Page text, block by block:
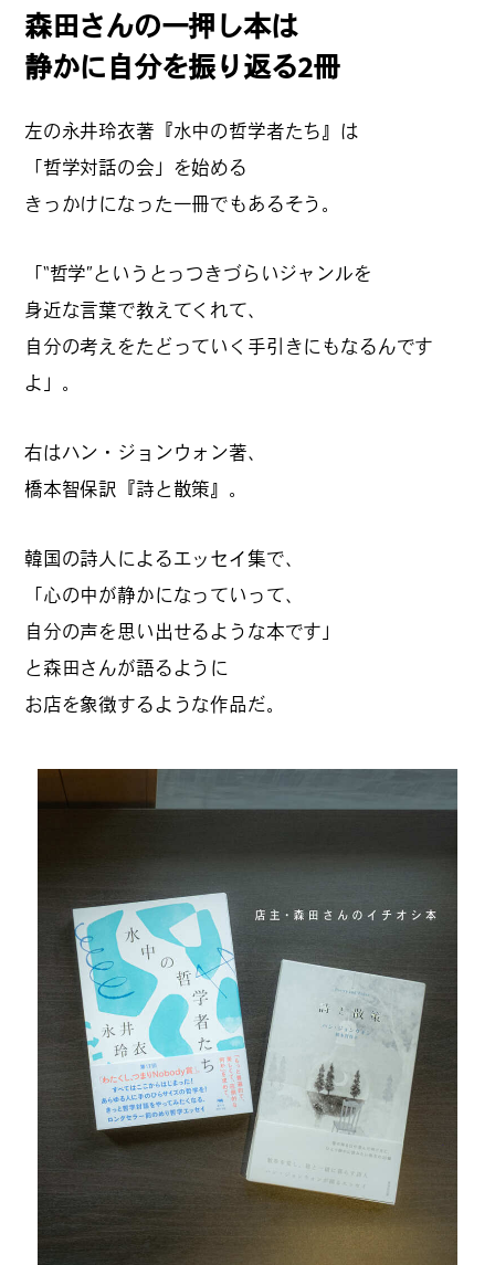
森田さんの一押し本は
静かに自分を振り返る2冊
左の永井玲衣著『水中の哲学者たち』は
「哲学対話の会」を始める
きっかけになった一冊でもあるそう。
「“哲学”というとっつきづらいジャンルを
身近な言葉で教えてくれて、
自分の考えをたどっていく手引きにもなるんです
よ」。
右はハン・ジョンウォン著、
橋本智保訳『詩と散策』。
韓国の詩人によるエッセイ集で、
「心の中が静かになっていって、
自分の声を思い出せるような本です」
と森田さんが語るように
お店を象徴するような作品だ。